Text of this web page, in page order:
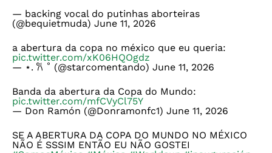
— backing vocal do putinhas aborteiras
(@bequietmuda) June 11, 2026
a abertura da copa no méxico que eu queria:
pic.twitter.com/xK06HQOgdz
— ⋆. 𐙚 ˚ (@starcomentando) June 11, 2026
Banda da abertura da Copa do Mundo:
pic.twitter.com/mfCVyCl75Y
— Don Ramón (@Donramonfc1) June 11, 2026
SE A ABERTURA DA COPA DO MUNDO NO MÉXICO
NÃO É SSSIM ENTÃO EU NÃO GOSTEI